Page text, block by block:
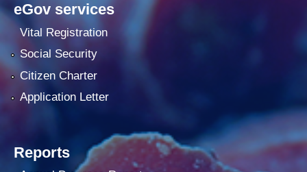
eGov services
Vital Registration
Social Security
Citizen Charter
Application Letter
Reports